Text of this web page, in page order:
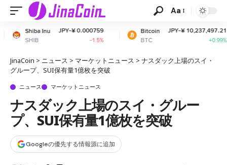
Aa
JPY-¥ 0.000759
-1.5%
Bitcoin
BTC
JPY-¥ 10,237,497.21
ETH
JinaCoin > ニュース > マーケットニュース > ナスダック上場のスイ・
グループ、SUI保有量1億枚を突破
ニュース マーケットニュース
ナスダック上場のスイ・グルー
プ、SUI保有量1億枚を突破
Googleの優先する情報源に追加